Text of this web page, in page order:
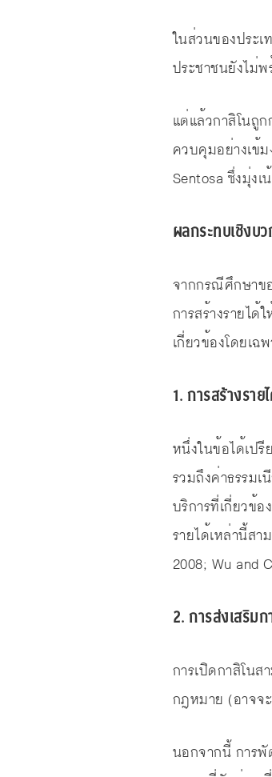
ในส่วนของประเ
ประชาชนยังไม่
แต่แล้วกาสิโนถู
ควบคุมอย่างเข้
Sentosa ซึ่งมุ่ง
ผลกระทบเชิงบ
จากกรณีศึกษาขอ
การสร้างรายไ
เกี่ยวข้องโดยเ
1. การสร้างราย
หนึ่งในข้อได้เป
รวมถึงค่าธรรม
บริการที่เกี่ยวข้
รายได้เหล่านี้ส
2008; Wu and
2. การส่งเสริม
การเปิดกาสิโน
กฎหมาย (อาจจ
นอกจากนี้ การพั